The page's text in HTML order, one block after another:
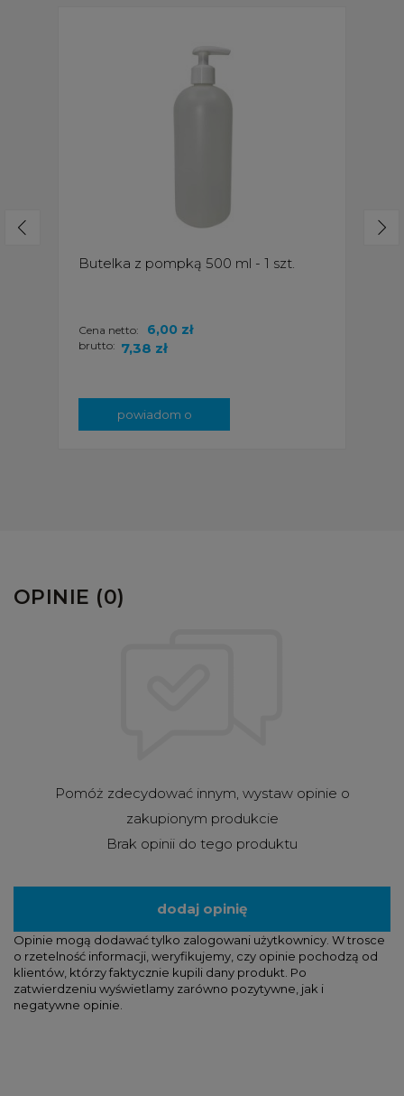
Butelka z pompką 500 ml - 1 szt.
brutto: 7,38 zł
Cena netto: 6,00 zł
powiadom o
OPINIE (0)
Pomóż zdecydować innym, wystaw opinie o
zakupionym produkcie
Brak opinii do tego produktu
dodaj opinię
Opinie mogą dodawać tylko zalogowani użytkownicy. W trosce
o rzetelność informacji, weryfikujemy, czy opinie pochodzą od
klientów, którzy faktycznie kupili dany produkt. Po
zatwierdzeniu wyświetlamy zarówno pozytywne, jak i
negatywne opinie.